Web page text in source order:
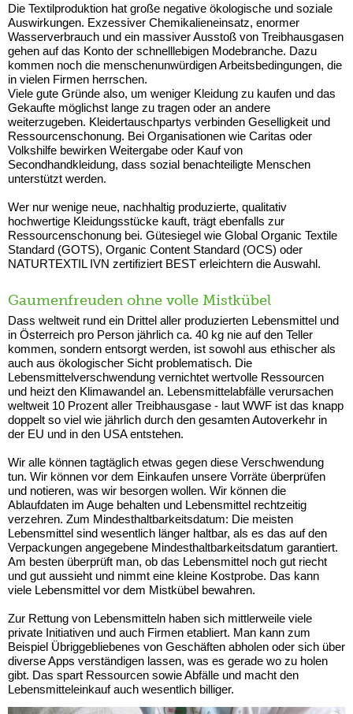
Die Textilproduktion hat große negative ökologische und soziale
Auswirkungen. Exzessiver Chemikalieneinsatz, enormer
Wasserverbrauch und ein massiver Ausstoß von Treibhausgasen
gehen auf das Konto der schnelllebigen Modebranche. Dazu
kommen noch die menschenunwürdigen Arbeitsbedingungen, die
in vielen Firmen herrschen.
Viele gute Gründe also, um weniger Kleidung zu kaufen und das
Gekaufte möglichst lange zu tragen oder an andere
weiterzugeben. Kleidertauschpartys verbinden Geselligkeit und
Ressourcenschonung. Bei Organisationen wie Caritas oder
Volkshilfe bewirken Weitergabe oder Kauf von
Secondhandkleidung, dass sozial benachteiligte Menschen
unterstützt werden.
Wer nur wenige neue, nachhaltig produzierte, qualitativ
hochwertige Kleidungsstücke kauft, trägt ebenfalls zur
Ressourcenschonung bei. Gütesiegel wie Global Organic Textile
Standard (GOTS), Organic Content Standard (OCS) oder
NATURTEXTIL IVN zertifiziert BEST erleichtern die Auswahl.
Gaumenfreuden ohne volle Mistkübel
Dass weltweit rund ein Drittel aller produzierten Lebensmittel und
in Österreich pro Person jährlich ca. 40 kg nie auf den Teller
kommen, sondern entsorgt werden, ist sowohl aus ethischer als
auch aus ökologischer Sicht problematisch. Die
Lebensmittelverschwendung vernichtet wertvolle Ressourcen
und heizt den Klimawandel an. Lebensmittelabfälle verursachen
weltweit 10 Prozent aller Treibhausgase - laut WWF ist das knapp
doppelt so viel wie jährlich durch den gesamten Autoverkehr in
der EU und in den USA entstehen.
Wir alle können tagtäglich etwas gegen diese Verschwendung
tun. Wir können vor dem Einkaufen unsere Vorräte überprüfen
und notieren, was wir besorgen wollen. Wir können die
Ablaufdaten im Auge behalten und Lebensmittel rechtzeitig
verzehren. Zum Mindesthaltbarkeitsdatum: Die meisten
Lebensmittel sind wesentlich länger haltbar, als es das auf den
Verpackungen angegebene Mindesthaltbarkeitsdatum garantiert.
Am besten überprüft man, ob das Lebensmittel noch gut riecht
und gut aussieht und nimmt eine kleine Kostprobe. Das kann
viele Lebensmittel vor dem Mistkübel bewahren.
Zur Rettung von Lebensmitteln haben sich mittlerweile viele
private Initiativen und auch Firmen etabliert. Man kann zum
Beispiel Übriggebliebenes von Geschäften abholen oder sich über
diverse Apps verständigen lassen, was es gerade wo zu holen
gibt. Das spart Ressourcen sowie Abfälle und macht den
Lebensmitteleinkauf auch wesentlich billiger.